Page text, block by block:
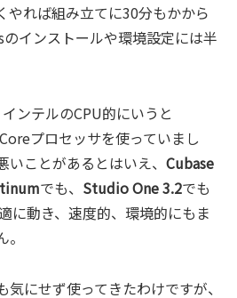
やれば組み立てに30分もかから
インストールや環境設定には半
ンテルのCPU的にいうと
プロセッサを使っていまし
ことがあるとはいえ、 Cubase
でも、 Studio One 3.2でも
に動き、速度的、環境的にもま
にせず使ってきたわけですが、